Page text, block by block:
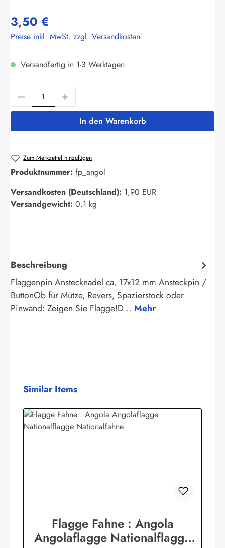
3,50 €
Preise inkl. MwSt. zzgl. Versandkosten
Versandfertig in 1-3 Werktagen
Produkt Anzahl: Gib den gewünschten
In den Warenkorb
Zum Merkzettel hinzufügen
Produktnummer: fp_angol
Versandkosten (Deutschland): 1,90 EUR
Versandgewicht: 0.1 kg
Beschreibung
Flaggenpin Anstecknadel ca. 17x12 mm Ansteckpin /
ButtonOb für Mütze, Revers, Spazierstock oder
Pinwand: Zeigen Sie Flagge!D… Mehr
Produktgalerie überspringen
Similar Items
Flagge Fahne : Angola
Angolaflagge Nationalflagge